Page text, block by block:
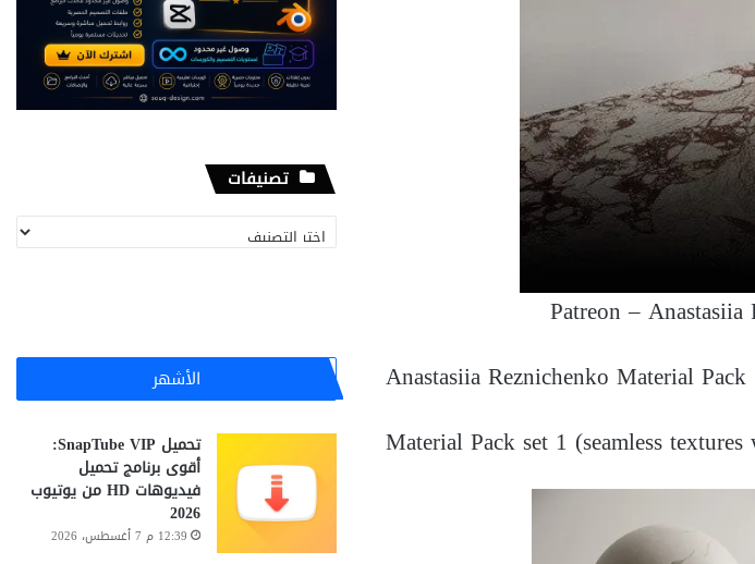
Patreon –
Anastasiia Reznichenko Material
Material Pack set 1 (seamless
تصنيفات
تصنيفات
الأشهر
تحميل SnapTube VIP:
أقوى برنامج تحميل
فيديوهات HD من يوتيوب
2026
12:39 م 7 أغسطس، 2026